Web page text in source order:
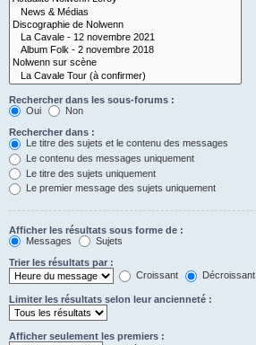
Rechercher dans les sous-forums :
Oui
Non
Rechercher dans :
Le titre des sujets et le contenu des messages
Le contenu des messages uniquement
Le titre des sujets uniquement
Le premier message des sujets uniquement
Afficher les résultats sous forme de :
Messages
Sujets
Trier les résultats par :
Croissant
Décroissant
Limiter les résultats selon leur ancienneté :
Afficher seulement les premiers :